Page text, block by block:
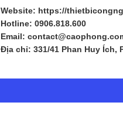
Website: https://
Hotline: 0906.818.600
Email:
Địa chỉ: 331/41 Phan Huy Ích,